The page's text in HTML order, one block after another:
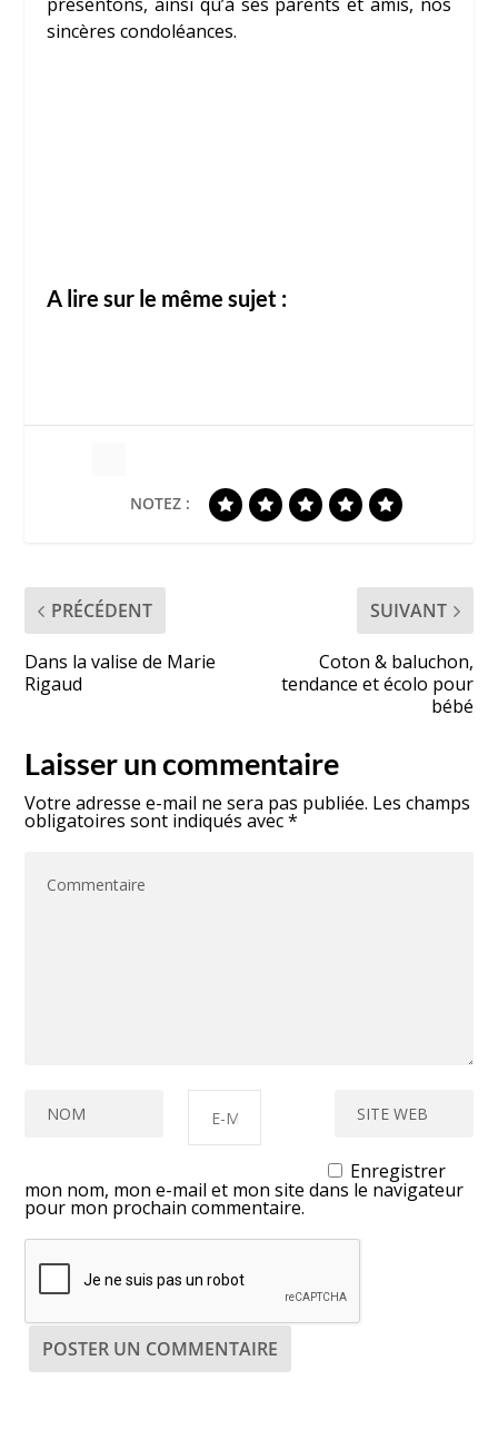
sincères condoléances.
A lire sur le même sujet :
NOTEZ :
PRÉCÉDENT
Dans la valise de Marie
Rigaud
SUIVANT
Coton & baluchon,
tendance et écolo pour
bébé
Laisser un commentaire
Votre adresse e-mail ne sera pas publiée. Les champs
obligatoires sont indiqués avec*
Enregistrer
mon nom, mon e-mail et mon site dans le navigateur
pour mon prochain commentaire.